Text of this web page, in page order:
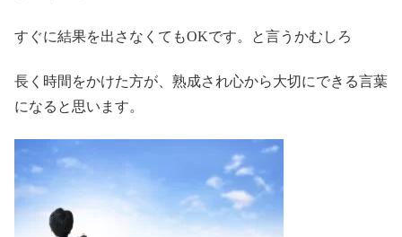
すぐに結果を出さなくてもOKです。と言うかむしろ
長く時間をかけた方が、熟成され心から大切にできる言葉
になると思います。